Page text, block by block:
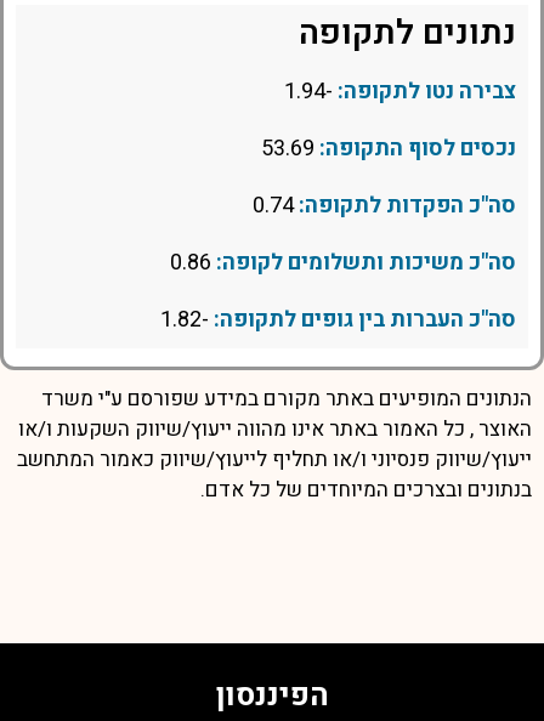
נתונים לתקופה
צבירה נטו לתקופה: -1.94
נכסים לסוף התקופה:
סה"כ הפקדות לתקופה:0.74
סה"כ משיכות ותשלומים לקופה:
סה"כ העברות בין גופים לתקופה: -1.82
הנתונים המופיעים באתר מקורם במידע שפורסם ע"י משרד
האוצר , כל האמור באתר אינו מהווה ייעוץ/שיווק השקעות ו/או
ייעוץ/שיווק פנסיוני ו/או תחליף לייעוץ/שיווק כאמור המתחשב
בנתונים ובצרכים המיוחדים של כל אדם.
הפיננסון